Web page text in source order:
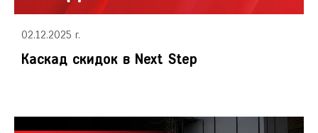
02.12.2025 г.
Каскад скидок в Next Step